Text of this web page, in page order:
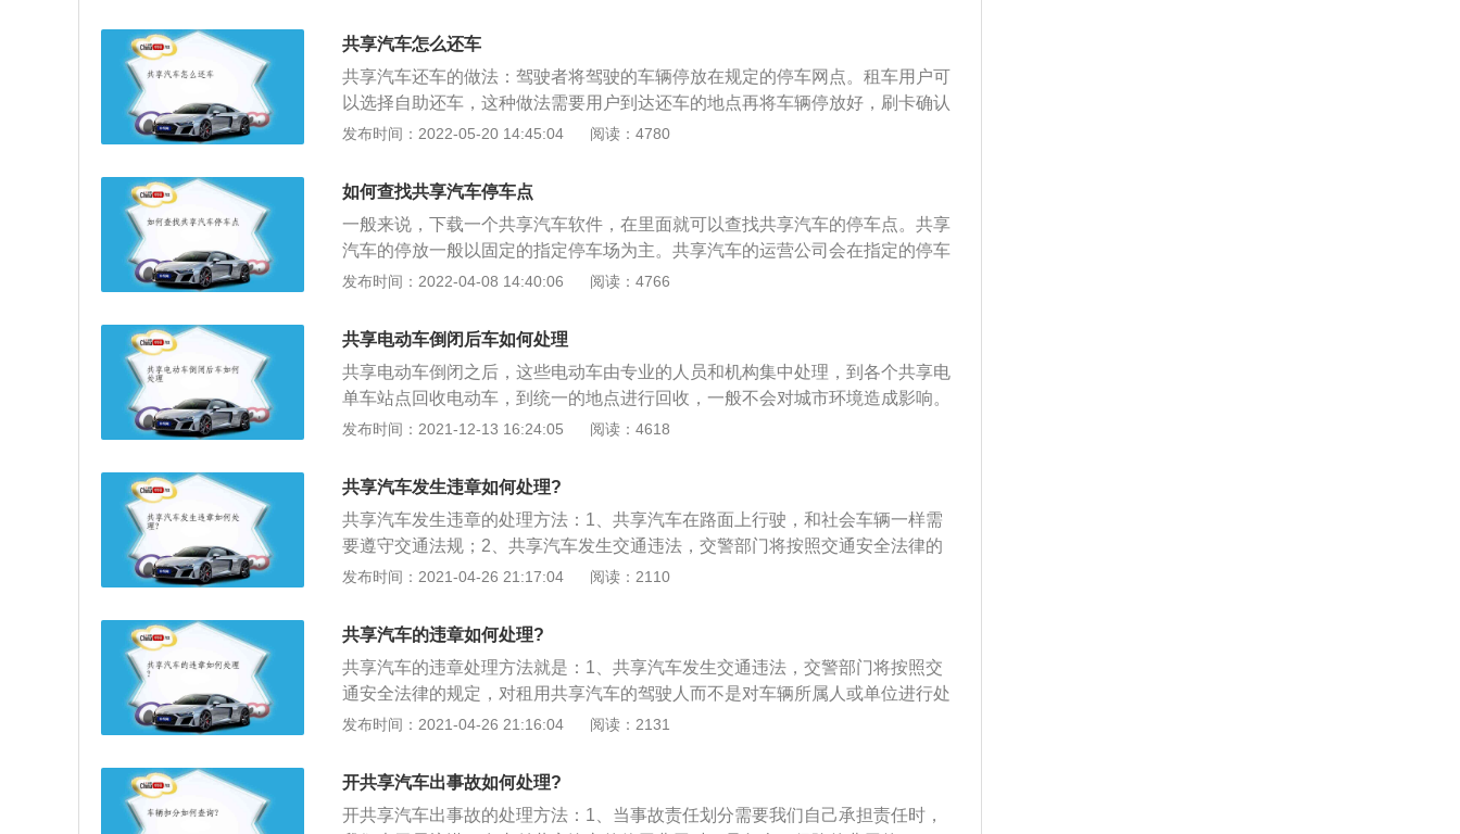
的共享交通工具是共享自行车，之后又诞生了共享电单车和共享汽车。共享交通
工具的诞生提升了我们的出行便捷性和出行感受。要是仅仅是近途出行不愿选用
公共交通工具，那就能够选用共享交通工具。在运用这一些共享交通工具前，都
要安装相对应的app软件，之后进行实名制注册。在运用共享汽车时，要交纳相
应金额的押金，不然是没法运用的。要是在运用共享汽车时出现了交通违章的状
共享汽车怎么还车
共享汽车还车的做法：驾驶者将驾驶的车辆停放在规定的停车网点。租车用户可
以选择自助还车，这种做法需要用户到达还车的地点再将车辆停放好，刷卡确认
后就能结束使用，完成自助还车。租车用户也可以到网点的自助终端上查询自己
么做，那么也需要用户在相应的网点还车，再由管理员授权用户使用并在验证完
信息后,管理员回收车钥匙，完成还车。但不管采用哪种方法，都需要将车辆停在
指定的地点。
发布时间：2022-05-20 14:45:04 阅读：4780
如何查找共享汽车停车点
一般来说，下载一个共享汽车软件，在里面就可以查找共享汽车的停车点。共享
汽车的停放一般以固定的指定停车场为主。共享汽车的运营公司会在指定的停车
场购买一定的车位来供共享汽车停放。共享汽车也有临时的停车点，但在停放车
件来设置，可以通过停车落锁功能或者一键临时停车功能来实现临时停车。一般
共享汽车除了可以停放在停车场外，还可以停放在大型的公共交通设施站、商业
广场或者有充电桩的地方。而这些停车点都可以通过共享汽车软件来查找。
发布时间：2022-04-08 14:40:06 阅读：4766
共享电动车倒闭后车如何处理
共享电动车倒闭之后，这些电动车由专业的人员和机构集中处理，到各个共享电
单车站点回收电动车，到统一的地点进行回收，一般不会对城市环境造成影响。
电动车也可以称为电力驱动车分为交流电动车和直流电动车，电动车是采用电池
小改变车速的车辆。世界上第1辆电动车在1881年被制造出来，是第1辆采用铅酸
电池作为动力的三轮车，因为电动车的发展符合国家规定的节能环保趋势，在道
路上出现的几率比以往多得多，目前对于能源的节省和保护在国民经济中起着重
要作用。
发布时间：2021-12-13 16:24:05 阅读：4618
共享汽车发生违章如何处理?
共享汽车发生违章的处理方法：1、共享汽车在路面上行驶，和社会车辆一样需
要遵守交通法规；2、共享汽车发生交通违法，交警部门将按照交通安全法律的
规定，对租用共享汽车的驾驶人而不是对车辆所属人或单位进行处罚；3、而在
果非本人，不予办理。
发布时间：2021-04-26 21:17:04 阅读：2110
共享汽车的违章如何处理?
共享汽车的违章处理方法就是：1、共享汽车发生交通违法，交警部门将按照交
通安全法律的规定，对租用共享汽车的驾驶人而不是对车辆所属人或单位进行处
罚；2、而在接受驾驶人处理交通违法时，交警部门首先核对是否为驾驶人本人
开，“共享经济”的概念迅速普及，共享汽车也随之悄然进入了人们的视野。这些
共享汽车平台也像共享单车的发展模式，率先在北京、上海、广州等大型城市布
局，虽然各家平台投放车辆以及网点的数量有多有少，但均已在市场上引起一定
发布时间：2021-04-26 21:16:04 阅读：2131
开共享汽车出事故如何处理?
开共享汽车出事故的处理方法：1、当事故责任划分需要我们自己承担责任时，